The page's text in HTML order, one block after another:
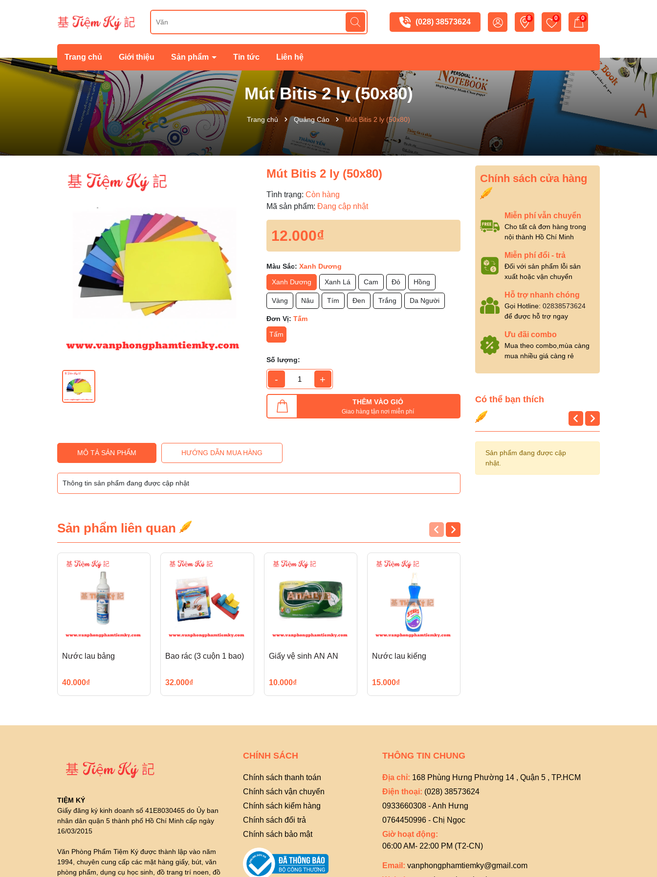
(028) 38573624 8 0 0
Trang chủ Giới thiệu Sản phẩm Tin tức Liên hệ
Mút Bitis 2 ly (50x80)
Trang chủ Quảng Cáo Mút Bitis 2 ly (50x80)
Mút Bitis 2 ly (50x80)
Tình trạng: Còn hàng
Mã sản phẩm: Đang cập nhật
12.000₫
Màu Sắc: Xanh Dương
Xanh Dương
Xanh Lá Cam Đỏ Hồng
Vàng Nâu Tím Đen Trắng Da Người
Đơn Vị: Tấm
Tấm
Số lượng:
- +
THÊM VÀO GIỎ
Giao hàng tận nơi miễn phí
MÔ TẢ SẢN PHẨM HƯỚNG DẪN MUA HÀNG
Thông tin sản phẩm đang được cập nhật
Sản phẩm liên quan
Nước lau bảng
40.000₫
Bao rác (3 cuộn 1 bao)
32.000₫
Giấy vệ sinh AN AN
10.000₫
Nước lau kiếng
15.000₫
Chính sách cửa hàng
Miễn phí vẫn chuyển
Cho tất cả đơn hàng trong
nội thành Hồ Chí Minh
Miễn phí đổi - trả
Đối với sản phẩm lỗi sản
xuất hoặc vận chuyển
Hỗ trợ nhanh chóng
Gọi Hotline: 02838573624
để được hỗ trợ ngay
Ưu đãi combo
Mua theo combo,mùa càng
mua nhiều giá càng rẻ
Có thể bạn thích
Sản phẩm đang được cập
nhật.
TIỆM KÝ
Giấy đăng ký kinh doanh số 41E8030465 do Ủy ban
nhân dân quận 5 thành phố Hồ Chí Minh cấp ngày
16/03/2015
Văn Phòng Phẩm Tiệm Ký được thành lập vào năm
1994, chuyên cung cấp các mặt hàng giấy, bút, văn
phòng phẩm, dụng cụ học sinh, đồ trang trí noen, đồ
CHÍNH SÁCH
Chính sách thanh toán
Chính sách vận chuyển
Chính sách kiểm hàng
Chính sách đổi trả
Chính sách bảo mật
THÔNG TIN CHUNG
Địa chỉ: 168 Phùng Hưng Phường 14 , Quận 5 , TP.HCM
Điện thoại: (028) 38573624
0933660308 - Anh Hưng
0764450996 - Chị Ngọc
Giờ hoạt động:
06:00 AM- 22:00 PM (T2-CN)
Email: vanphongphamtiemky@gmail.com